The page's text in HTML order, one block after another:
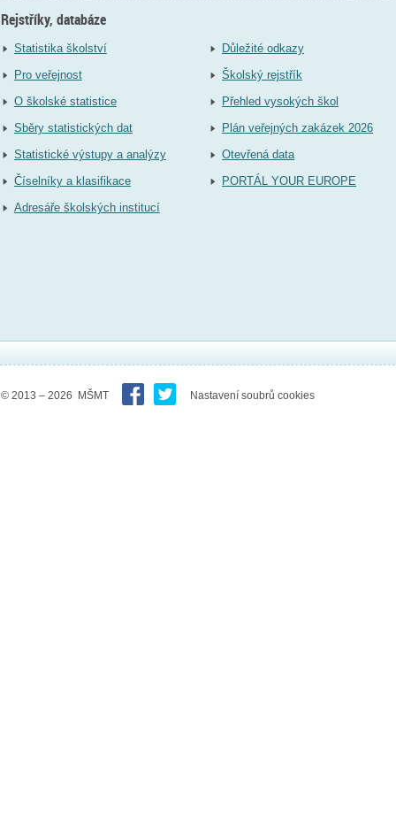
Rejstříky, databáze
Statistika školství
Pro veřejnost
O školské statistice
Sběry statistických dat
Statistické výstupy a analýzy
Číselníky a klasifikace
Adresáře školských institucí
Důležité odkazy
Školský rejstřík
Přehled vysokých škol
Plán veřejných zakázek 2026
Otevřená data
PORTÁL YOUR EUROPE
© 2013 – 2026 MŠMT Nastavení soubrů cookies